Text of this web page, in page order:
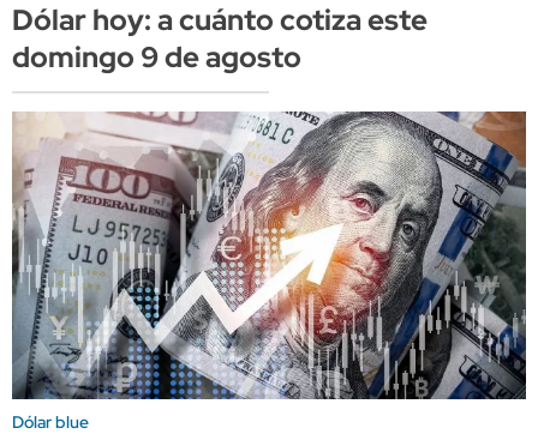
Dólar hoy: a cuánto cotiza este
domingo 9 de agosto
Dólar blue